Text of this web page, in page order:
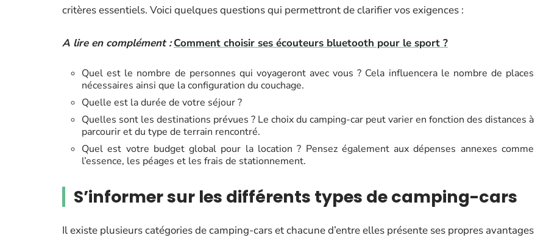
critères essentiels. Voici quelques questions qui permettront de clarifier vos exigences :
A lire en complément : Comment choisir ses écouteurs bluetooth pour le sport ?
Quel est le nombre de personnes qui voyageront avec vous ? Cela influencera le nombre de places
nécessaires ainsi que la configuration du couchage.
Quelle est la durée de votre séjour ?
Quelles sont les destinations prévues ? Le choix du camping-car peut varier en fonction des distances à
parcourir et du type de terrain rencontré.
Quel est votre budget global pour la location ? Pensez également aux dépenses annexes comme
l’essence, les péages et les frais de stationnement.
S’informer sur les différents types de camping-cars
Il existe plusieurs catégories de camping-cars et chacune d’entre elles présente ses propres avantages